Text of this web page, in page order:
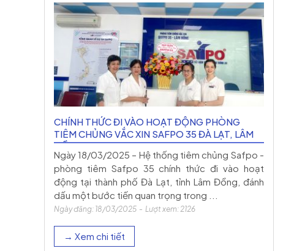
CHÍNH THỨC ĐI VÀO HOẠT ĐỘNG PHÒNG
TIÊM CHỦNG VẮC XIN SAFPO 35 ĐÀ LẠT, LÂM
ĐỒNG
Ngày 18/03/2025 – Hệ thống tiêm chủng Safpo -
phòng tiêm Safpo 35 chính thức đi vào hoạt
động tại thành phố Đà Lạt, tỉnh Lâm Đồng, đánh
dấu một bước tiến quan trọng trong ...
Ngày đăng: 18/03/2025 - Lượt xem: 2126
→ Xem chi tiết